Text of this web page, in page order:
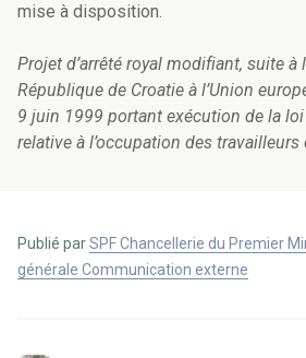
mise à disposition.
Projet d’arrêté royal modifiant, suite à
République de Croatie à l’Union
9 juin 1999 portant exécution de la
relative à l’occupation des travailleurs
Publié parSPF Chancellerie du Premier
générale Communication externe